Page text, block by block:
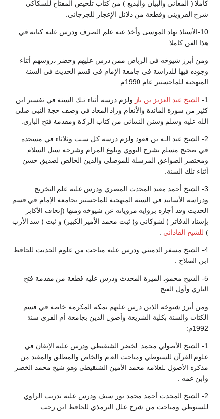
كاملا ( المعاني والبيان والبديع ) من كتاب تلخيص المفتاح للسكاكي
شرح القزويني وقطعة من دلائل الإعجاز للجرجاني.
10-الأستاذ نهاد الموسى وأخذ عنه علم الصرف ودرس عليه كتابه في
هذا الفن كاملا.
ومن أبرز شيوخه في الرياض ممن درس عليهم وحضر دروسهم أثناء
وجوده فيها للدراسة في جامعة الإمام في قسم الحديث في السنة
المنهجية للماجستير عام 1990م:
1- الشيخ عبد العزيز بن باز ولزم درسه أثناء تلك السنة في تفسير ابن
كثير من سورة المائدة والأنعام وزاد المعاد في وصف حجة النبي صلى
الله عليه وسلم وسنن النسائي من كتاب الزكاة ومقدمة فتح الباري.
2- الشيخ عبد الله بن قعود ولزم درسه كل سبت وثلاثاء في مسجده
في صحيح مسلم بشرح النووي وبلوغ المرام وشرحه سبل السلام
ومختصر الصواعق المرسلة للموصلي والدين الخالص لصديق حسن
أثناء تلك السنة.
3- الشيخ أحمد معبد المحدث المصري ودرس عليه علم التخريج
ودراسة الأسانيد في السنة المنهجية للماجستير بجامعة الإمام في قسم
الحديث وقد أجازه برواية مروياته عن شيوخه ومنها (إتحاف الأكابر
بإسناد الدفاتر ) لشوكاني و( ثبت محمد الأمير الكبير) و ثبت ( سد الأرب
) للشيخ الفاداني .
4- الشيخ مسفر الدميني ودرس عليه مباحث من علوم الحديث للحافظ
ابن الصلاح .
5- الشيخ محمود الميرة المحدث ودرس عليه قطعة من مقدمة فتح
الباري وأول الفتح .
ومن أبرز شيوخه الذين درس عليهم بمكة المكرمة خاصة في قسم
الكتاب والسنة بكلية الشريعة وأصول الدين بجامعة أم القرى سنة
1992م:
1- الشيخ الأصولي محمد الخضر الشنقيطي ودرس عليه الإتقان في
علوم القرآن للسيوطي ومباحث العام والخاص والمطلق والمقيد من
مذكرة الأصول للعلامة محمد الأمين الشنقيطي وهو شيخ محمد الخضر
وابن عمه .
2- الشيخ المحدث أحمد محمد نور سيف ودرس عليه تدريب الراوي
للسيوطي ومباحث من شرح علل الترمذي للحافظ ابن رجب .